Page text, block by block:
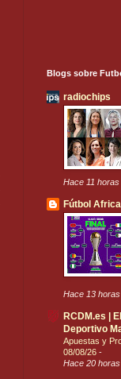
Blogs sobre
radiochips
Hace 11 horas
Fútbol
Hace 13 horas
RCDM.es |
Deportivo
Apuestas y
08/08/26 -
Hace 20 horas